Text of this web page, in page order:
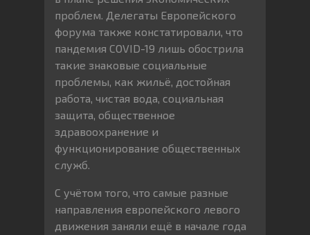
проблем. Делегаты Европейского
форума также констатировали, что
пандемия COVID-19 лишь обострила
такие знаковые социальные
проблемы, как жильё, достойная
работа, чистая вода, социальная
защита, общественное
здравоохранение и
функционирование общественных
служб.
С учётом того, что самые разные
направления европейского левого
движения заняли ещё в начале года